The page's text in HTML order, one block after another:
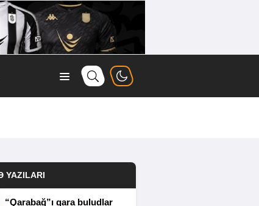
YAZILARI
“Qarabağ”ı qara buludlar